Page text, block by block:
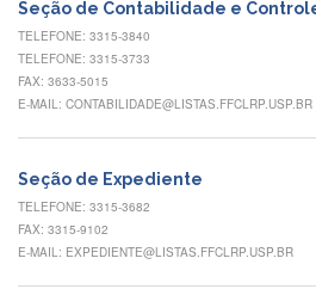
CULTURA
E
EXTENSÃO
e
Projetos
Seção de Contabilidade e
TELEFONE: 3315-3840
TELEFONE: 3315-3733
FAX: 3633-5015
E-MAIL: CONTABILIDADE@LISTAS.FFCLRP.USP.BR
Seção de Expediente
TELEFONE: 3315-3682
FAX: 3315-9102
E-MAIL: EXPEDIENTE@LISTAS.FFCLRP.USP.BR